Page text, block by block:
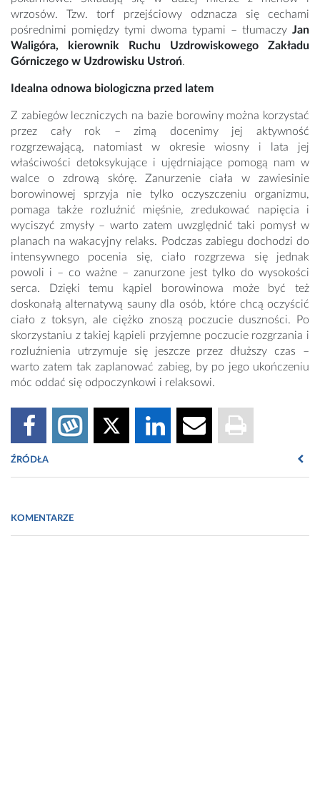
wrzosów. Tzw. torf przejściowy odznacza się cechami
pośrednimi pomiędzy tymi dwoma typami – tłumaczy Jan
Waligóra, kierownik Ruchu Uzdrowiskowego Zakładu
Górniczego w Uzdrowisku Ustroń.
Idealna odnowa biologiczna przed latem
Z zabiegów leczniczych na bazie borowiny można korzystać
przez cały rok – zimą docenimy jej aktywność
rozgrzewającą, natomiast w okresie wiosny i lata jej
właściwości detoksykujące i ujędrniające pomogą nam w
walce o zdrową skórę. Zanurzenie ciała w zawiesinie
borowinowej sprzyja nie tylko oczyszczeniu organizmu,
pomaga także rozluźnić mięśnie, zredukować napięcia i
wyciszyć zmysły – warto zatem uwzględnić taki pomysł w
planach na wakacyjny relaks. Podczas zabiegu dochodzi do
intensywnego pocenia się, ciało rozgrzewa się jednak
powoli i – co ważne – zanurzone jest tylko do wysokości
serca. Dzięki temu kąpiel borowinowa może być też
doskonałą alternatywą sauny dla osób, które chcą oczyścić
ciało z toksyn, ale ciężko znoszą poczucie duszności. Po
skorzystaniu z takiej kąpieli przyjemne poczucie rozgrzania i
rozluźnienia utrzymuje się jeszcze przez dłuższy czas –
warto zatem tak zaplanować zabieg, by po jego ukończeniu
móc oddać się odpoczynkowi i relaksowi.
ŹRÓDŁA
KOMENTARZE